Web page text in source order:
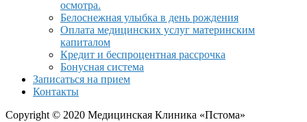
осмотра.
Белоснежная улыбка в день рождения
Оплата медицинских услуг материнским
капиталом
Кредит и беспроцентная рассрочка
Бонусная система
Записаться на прием
Контакты
Copyright © 2020 Медицинская Клиника «Пстома»